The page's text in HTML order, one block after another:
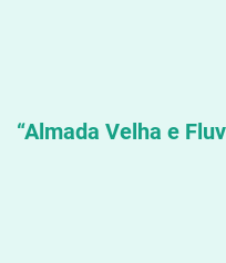
“Almada Velha e